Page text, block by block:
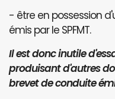
- être en possession
émis par le SPFMT.
Il est donc inutile
produisant d'autres
brevet de conduite